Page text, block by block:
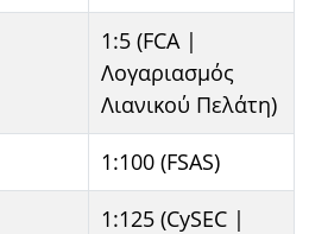
1:5 (FCA |
Λογαριασμός
Λιανικού Πελάτη)
1:100 (FSAS)
1:125 (CySEC |